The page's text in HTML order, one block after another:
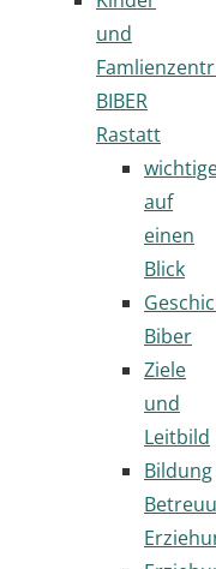
und
BIBER
Rastatt
auf
einen
Blick
Biber
Ziele
und
Leitbild
Bildung